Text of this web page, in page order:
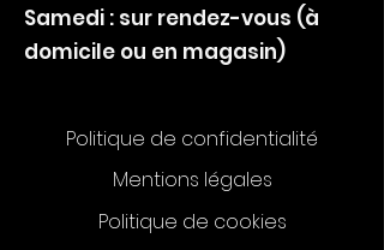
Samedi : sur rendez-vous (à
domicile ou en magasin)
Politique de confidentialité
Mentions légales
Politique de cookies